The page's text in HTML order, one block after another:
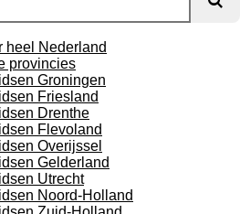
heel Nederland
provincies
Groningen
Friesland
Drenthe
Flevoland
Overijssel
Gelderland
Utrecht
Noord-Holland